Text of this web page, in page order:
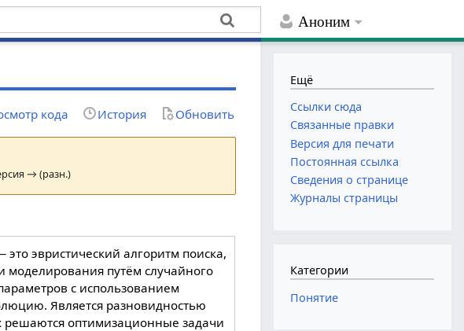
Аноним
кода История Обновить
→ (разн.)
эвристический алгоритм поиска,
путём случайного
с использованием
Является разновидностью
оптимизационные задачи
Ещё
Ссылки сюда
Связанные правки
Версия для печати
Постоянная ссылка
Сведения о странице
Журналы страницы
Категории
Понятие